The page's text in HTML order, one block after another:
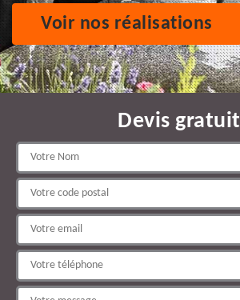
Voir nos réalisations
Devis gratuit